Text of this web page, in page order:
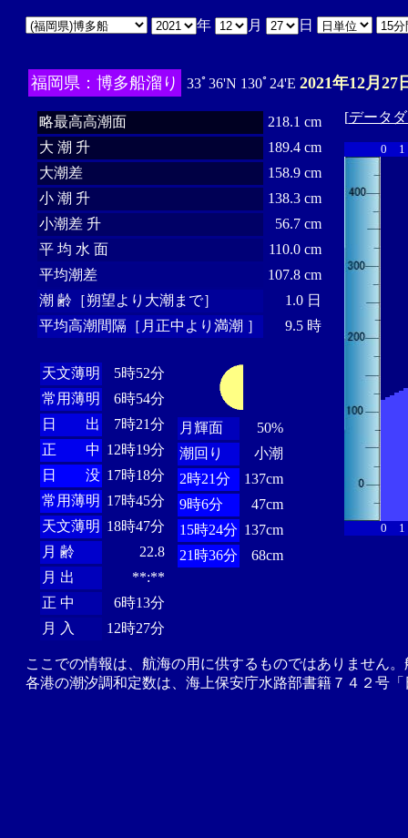
年 月 日
福岡県：博多船溜り 33ﾟ36'N 130ﾟ24'E 2021年12月27
略最高高潮面
218.1 cm
大 潮 升
189.4 cm
大潮差
158.9 cm
小 潮 升
138.3 cm
小潮差 升
56.7 cm
平 均 水 面
110.0 cm
平均潮差
107.8 cm
潮 齢［朔望より大潮まで］
1.0 日
平均高潮間隔［月正中より満潮 ］
9.5 時
天文薄明
5時52分
常用薄明
6時54分
日 出
7時21分
正 中 12時19分
日 没 17時18分
常用薄明 17時45分
天文薄明 18時47分
月 齢
22.8
月 出
**:**
正 中
6時13分
月 入
12時27分
月輝面
50%
潮回り
小潮
2時21分
137cm
9時6分
47cm
15時24分 137cm
21時36分
68cm
[データ
0 1
0 1
ここでの情報は、航海の用に供するものではありません
各港の潮汐調和定数は、海上保安庁水路部書籍７４２号